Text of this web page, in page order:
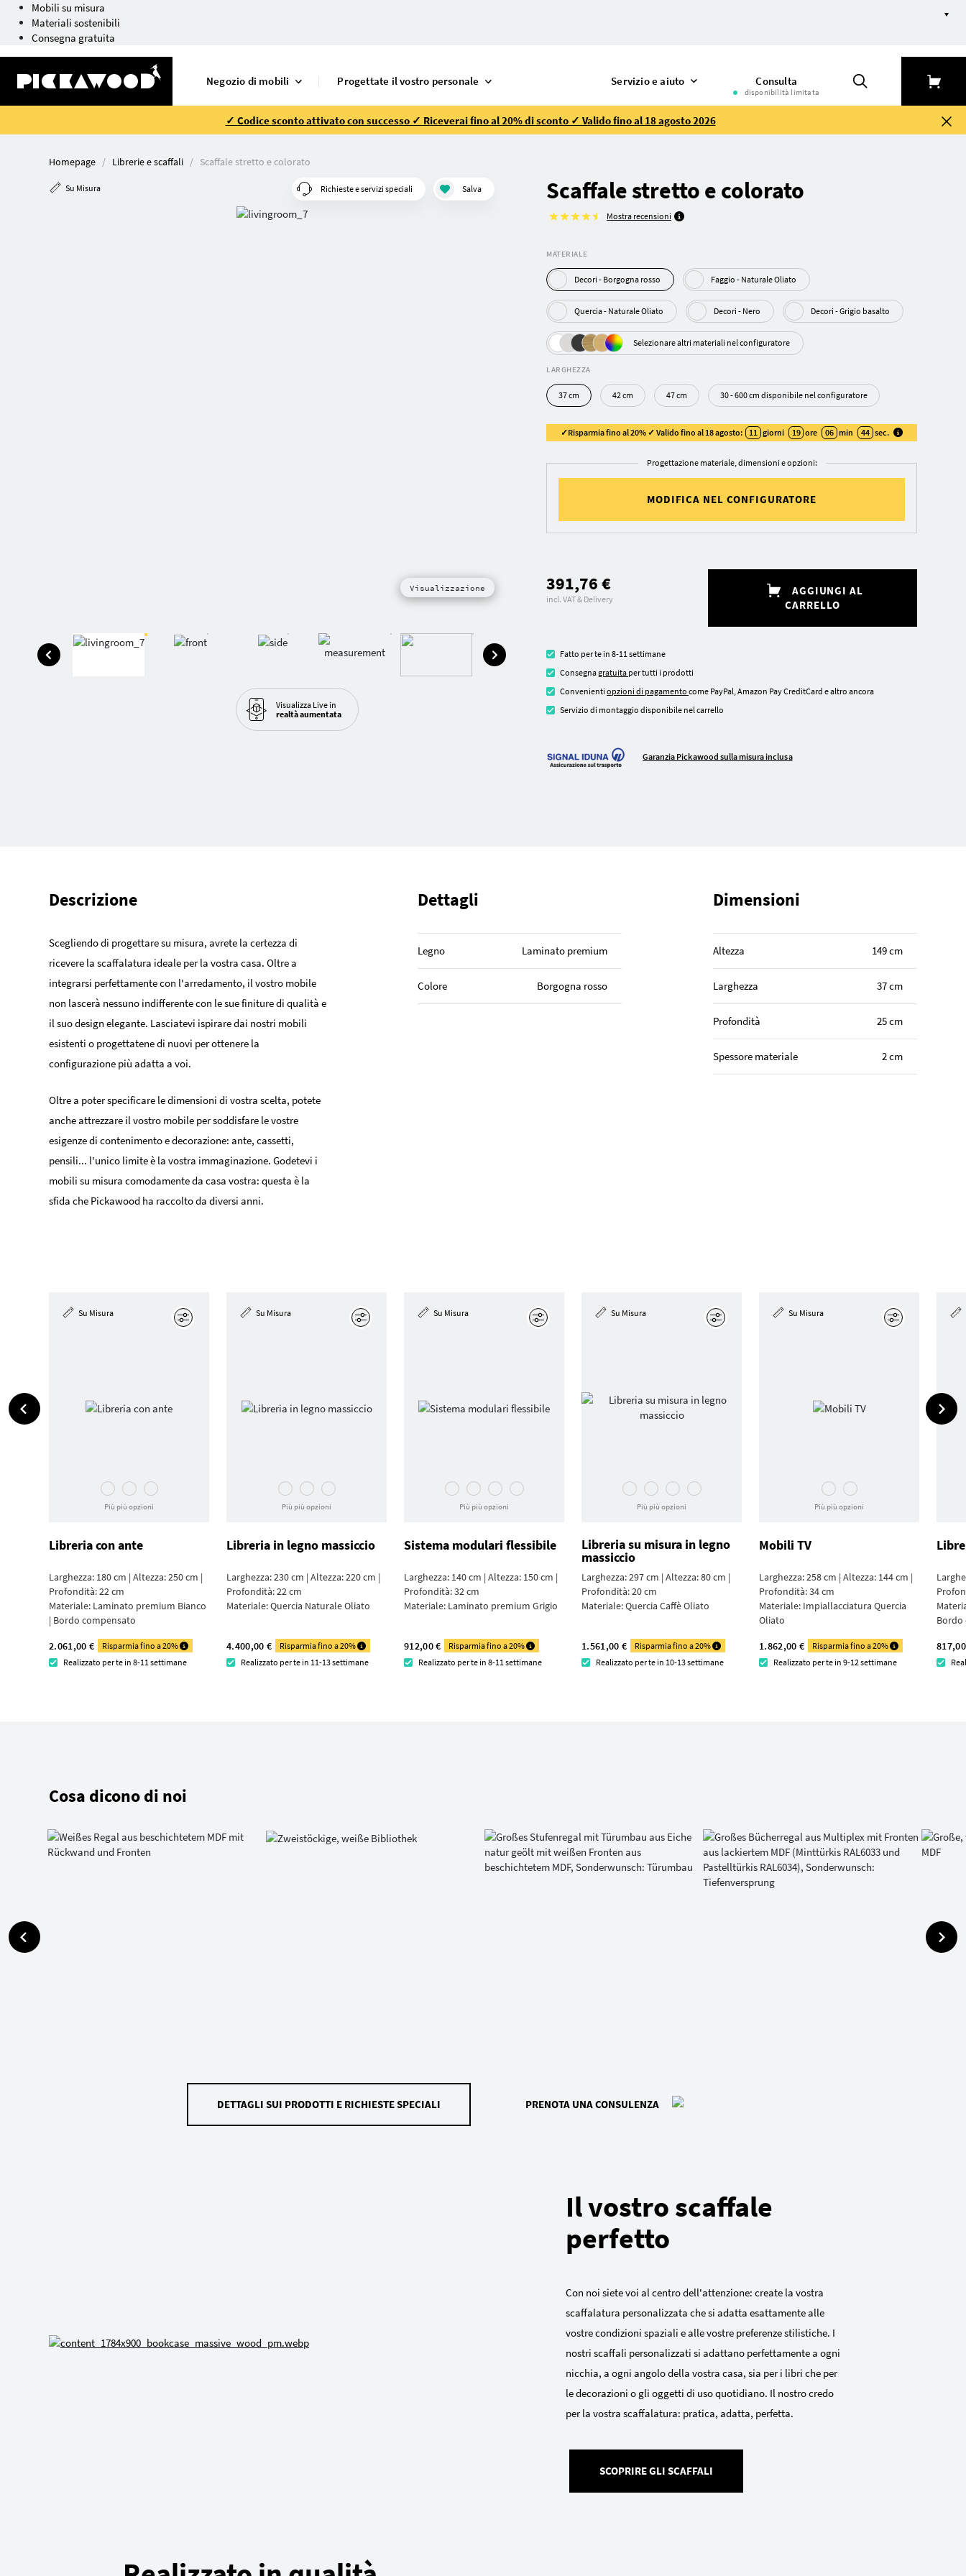
Mobili su misura
Materiali sostenibili
Consegna gratuita
Negozio di mobili Progettate il vostro personale Servizio e aiuto Consulta
disponibilità limitata
✓ Codice sconto attivato con successo ✓ Riceverai fino al 20% di sconto ✓ Valido fino al 18 agosto 2026
Homepage Librerie e scaffali Scaffale stretto e colorato
Su Misura Richieste e servizi speciali Salva
Visualizzazione
Visualizza Live in
realtà aumentata
Scaffale stretto e colorato
Mostra recensioni
MATERIALE
Decori - Borgogna rosso Faggio - Naturale Oliato
Quercia - Naturale Oliato Decori - Nero Decori - Grigio basalto
Selezionare altri materiali nel configuratore
LARGHEZZA
37 cm 42 cm 47 cm 30 - 600 cm disponibile nel configuratore
✓Risparmia fino al 20% ✓ Valido fino al 18 agosto: 11 giorni 19 ore 06 min 43 sec.
Progettazione materiale, dimensioni e opzioni:
MODIFICA NEL CONFIGURATORE
391,76 €
incl. VAT & Delivery
CARRELLO
Fatto per te in 8-11 settimane
Consegnagratuita per tutti i prodotti
Convenienti opzioni di pagamento come PayPal, Amazon Pay CreditCard e altro ancora
Servizio di montaggio disponibile nel carrello
Garanzia Pickawood sulla misura inclusa
Descrizione
Scegliendo di progettare su misura, avrete la certezza di
ricevere la scaffalatura ideale per la vostra casa. Oltre a
integrarsi perfettamente con l'arredamento, il vostro mobile
non lascerà nessuno indifferente con le sue finiture di qualità e
il suo design elegante. Lasciatevi ispirare dai nostri mobili
esistenti o progettatene di nuovi per ottenere la
configurazione più adatta a voi.
Oltre a poter specificare le dimensioni di vostra scelta, potete
anche attrezzare il vostro mobile per soddisfare le vostre
esigenze di contenimento e decorazione: ante, cassetti,
pensili... l'unico limite è la vostra immaginazione. Godetevi i
mobili su misura comodamente da casa vostra: questa è la
sfida che Pickawood ha raccolto da diversi anni.
Dettagli
Legno Laminato premium
Colore Borgogna rosso
Dimensioni
Altezza 149 cm
Larghezza 37 cm
Profondità 25 cm
Spessore materiale 2 cm
Su Misura
Più più opzioni
Libreria con ante
Larghezza: 180 cm | Altezza: 250 cm |
Profondità: 22 cm
Materiale: Laminato premium Bianco
| Bordo compensato
2.061,00 €
Risparmia fino a 20%
Realizzato per te in 8-11 settimane
Su Misura
Più più opzioni
Libreria in legno massiccio
Larghezza: 230 cm | Altezza: 220 cm |
Profondità: 22 cm
Materiale:Quercia Naturale Oliato
4.400,00 €
Risparmia fino a 20%
Realizzato per te in 11-13 settimane
Su Misura
Più più opzioni
Sistema modulari flessibile
Larghezza: 140 cm | Altezza: 150 cm |
Profondità: 32 cm
Materiale: Laminato premium Grigio
912,00 €
Risparmia fino a 20%
Realizzato per te in 8-11 settimane
Su Misura
Più più opzioni
Libreria su misura in legno
massiccio
Larghezza: 297 cm | Altezza: 80 cm |
Profondità: 20 cm
Materiale:Quercia Caffè Oliato
1.561,00 €
Risparmia fino a 20%
Realizzato per te in 10-13 settimane
Su Misura
Più più opzioni
Mobili TV
Larghezza: 258 cm | Altezza: 144 cm |
Profondità: 34 cm
Materiale: Impial­lacciatura Quercia
Oliato
1.862,00 €
Risparmia fino a 20%
Realizzato per te in 9-12 settimane
Bordo
Cosa dicono di noi
DETTAGLI SUI PRODOTTI E RICHIESTE SPECIALI PRENOTA UNA CONSULENZA
Il vostro scaffale
perfetto
Con noi siete voi al centro dell'attenzione: create la vostra
scaffalatura personalizzata che si adatta esattamente alle
vostre condizioni spaziali e alle vostre preferenze stilistiche. I
nostri scaffali personalizzati si adattano perfettamente a ogni
nicchia, a ogni angolo della vostra casa, sia per i libri che per
le decorazioni o gli oggetti di uso quotidiano. Il nostro credo
per la vostra scaffalatura: pratica, adatta, perfetta.
SCOPRIRE GLI SCAFFALI